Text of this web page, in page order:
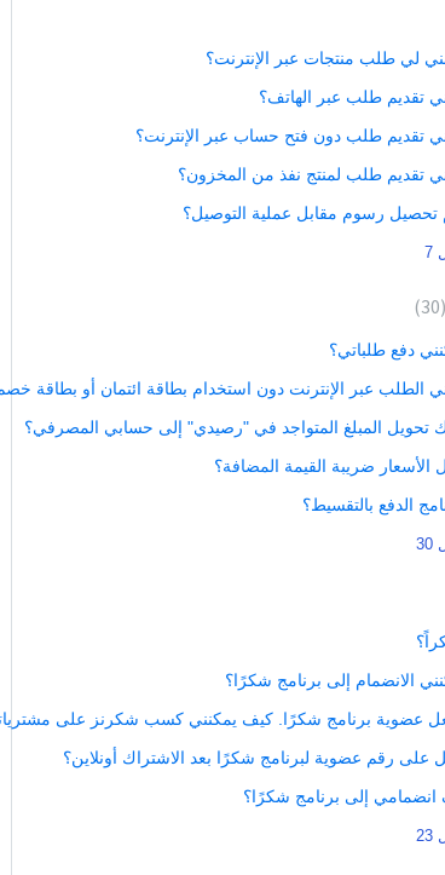
لي طلب منتجات عبر الإنترنت؟
تقديم طلب عبر الهاتف؟
تقديم طلب دون فتح حساب عبر الإنترنت؟
تقديم طلب لمنتج نفذ من المخزون؟
رسوم مقابل عملية التوصيل؟
30
دفع طلباتي؟
الطلب عبر الإنترنت دون استخدام بطاقة ائتمان أو بطاقة
تحويل المبلغ المتواجد في "رصيدي" إلى حسابي المصرفي؟
ضريبة القيمة المضافة؟
الدفع بالتقسيط؟
الانضمام إلى برنامج شكرًا؟
عضوية برنامج شكرًا. كيف يمكنني كسب شكرنز على
رقم عضوية لبرنامج شكرًا بعد الاشتراك أونلاين؟
إلى برنامج شكرًا؟